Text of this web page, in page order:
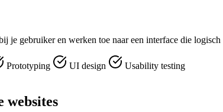
je gebruiker en werken toe naar een interface die logisch
Prototyping UI design
Usability testing
websites